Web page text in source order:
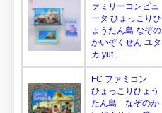
ァミリーコンピュ
ータ ひょっこりひ
ょうたん島 なぞの
かいぞくせん ユタ
カ yut...
FC ファミコン
ひょっこりひょう
たん島 なぞのか